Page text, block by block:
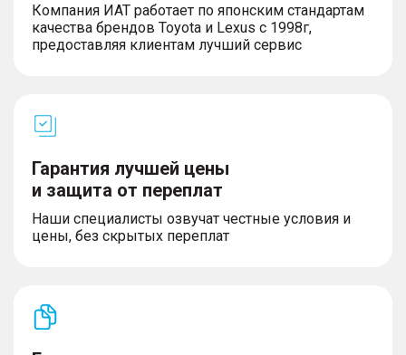
Компания ИАТ работает по японским стандартам
качества брендов Toyota и Lexus с 1998г,
предоставляя клиентам лучший сервис
Гарантия лучшей цены
и защита от переплат
Наши специалисты озвучат честные условия и
цены, без скрытых переплат